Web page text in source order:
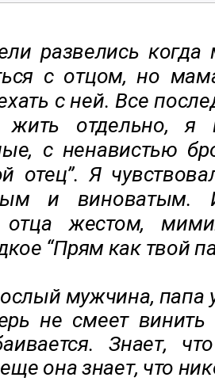
развелись
с отцом, но
с ней. Все
отдельно, я
с ненавистью
отец”. Я
и виноватым.
отца жестом,
“Прям как твой
мужчина, папа
не смеет
Знает,
она знает, что